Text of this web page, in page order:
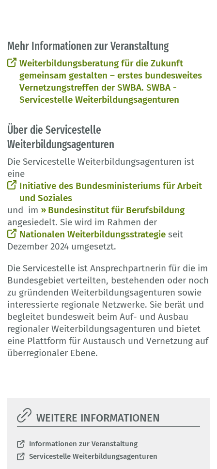
Mehr Informationen zur Veranstaltung
Weiterbildungsberatung für die Zukunft
gemeinsam gestalten – erstes bundesweites
Vernetzungstreffen der SWBA. SWBA -
Servicestelle Weiterbildungsagenturen
Über die Servicestelle
Weiterbildungsagenturen
Die Servicestelle Weiterbildungsagenturen ist
eine
Initiative des Bundesministeriums für Arbeit
und Soziales
und im
Bundesinstitut für Berufsbildung
angesiedelt. Sie wird im Rahmen der
Nationalen Weiterbildungsstrategie seit
Dezember 2024 umgesetzt.
Die Servicestelle ist Ansprechpartnerin für die im
Bundesgebiet verteilten, bestehenden oder noch
zu gründenden Weiterbildungsagenturen sowie
interessierte regionale Netzwerke. Sie berät und
begleitet bundesweit beim Auf- und Ausbau
regionaler Weiterbildungsagenturen und bietet
eine Plattform für Austausch und Vernetzung auf
überregionaler Ebene.
WEITERE INFORMATIONEN
Informationen zur Veranstaltung
Servicestelle Weiterbildungsagenturen